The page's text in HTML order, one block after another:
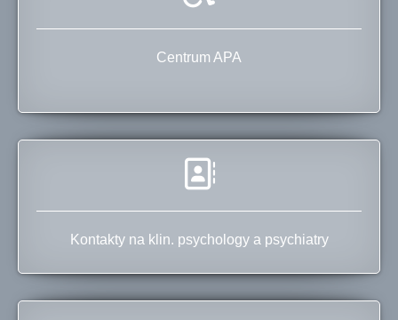
Centrum APA
Kontakty na klin. psychology a psychiatry